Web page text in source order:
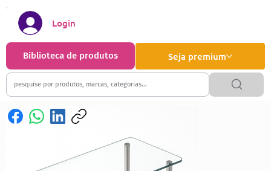
Seja premium
Biblioteca de produtos
Login